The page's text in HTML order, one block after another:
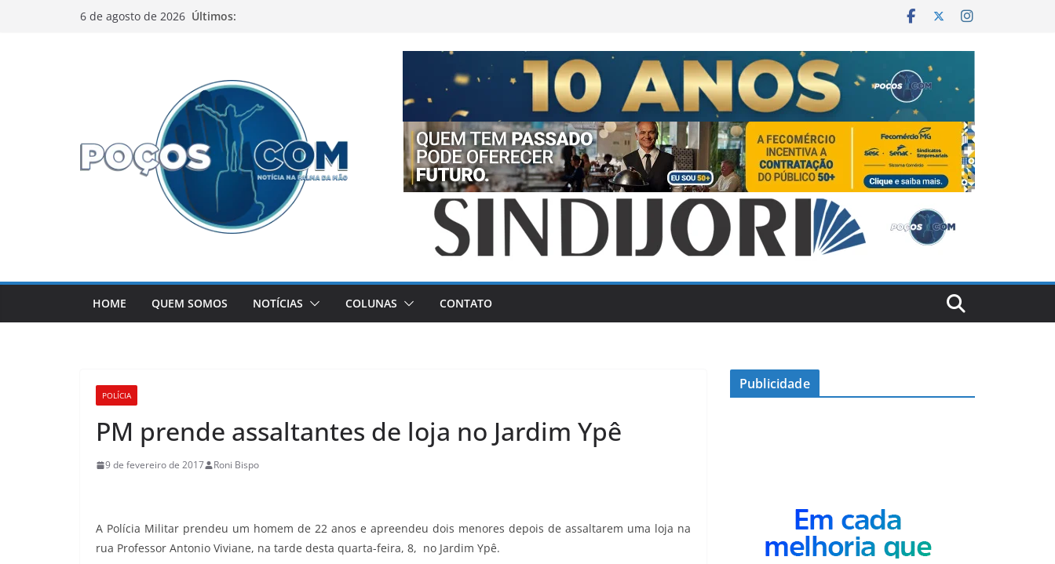
6 de agosto de 2026 Últimos:
HOME QUEM SOMOS NOTÍCIAS COLUNAS CONTATO
POLÍCIA
PM prende assaltantes de loja no Jardim Ypê
9 de fevereiro de 2017 Roni Bispo
A Polícia Militar prendeu um homem de 22 anos e apreendeu dois menores depois de assaltarem uma loja na
rua Professor Antonio Viviane, na tarde desta quarta-feira, 8, no Jardim Ypê.
Publicidade